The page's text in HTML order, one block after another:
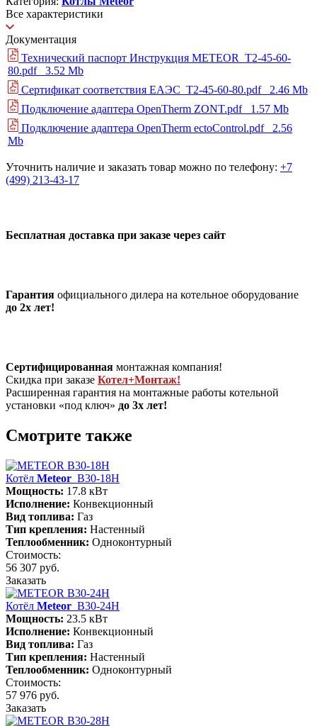
Все характеристики
Документация
Технический паспорт Инструкция METEOR_T2-45-60-
80.pdf
3.52 Mb
Сертификат соответствия ЕАЭС_T2-45-60-80.pdf
2.46 Mb
Подключение адаптера OpenTherm ZONT.pdf
1.57 Mb
Подключение адаптера OpenTherm ectoControl.pdf
2.56
Mb
Уточнить наличие и заказать товар можно по телефону: +7
(499) 213-43-17
Бесплатная доставка при заказе через сайт
Гарантия официального дилера на котельное оборудование
до 2х лет!
Сертифицированная монтажная компания!
Скидка при заказе Котел+Монтаж!
Расширенная гарантия на монтажные работы котельной
установки «под ключ» до 3х лет!
Смотрите также
Котёл Meteor B30-18H
Мощность: 17.8 кВт
Исполнение: Конвекционный
Вид топлива: Газ
Тип крепления: Настенный
Теплообменник: Одноконтурный
Стоимость:
56 307 руб.
Заказать
Котёл Meteor B30-24H
Мощность: 23.5 кВт
Исполнение: Конвекционный
Вид топлива: Газ
Тип крепления: Настенный
Теплообменник: Одноконтурный
Стоимость:
57 976 руб.
Заказать